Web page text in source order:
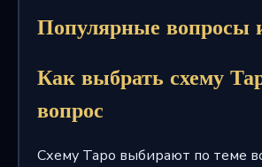
Популярные вопросы
Как выбрать схему
вопрос
Схему Таро выбирают по теме